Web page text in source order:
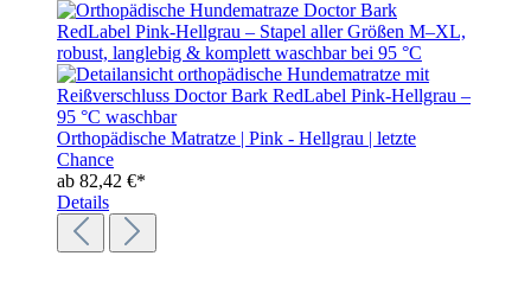
Orthopädische Matratze | Pink - Hellgrau | letzte
Chance
ab 82,42 €*
Details